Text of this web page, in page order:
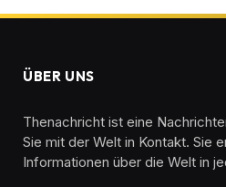
ÜBER UNS
Thenachricht ist eine
Sie mit der Welt in Kontakt. Sie
Informationen über die Welt in